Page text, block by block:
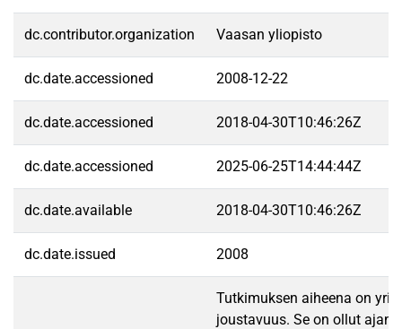
dc.contributor.organization Vaasan yliopisto
dc.date.accessioned 2008-12-22
dc.date.accessioned 2018-04-30T10:46:26Z
dc.date.accessioned 2025-06-25T14:44:44Z
dc.date.available 2018-04-30T10:46:26Z
dc.date.issued 2008
Tutkimuksen aiheena on
joustavuus. Se on ollut